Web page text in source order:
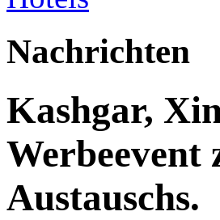
Nachrichten
Kashgar,
Werbeevent
Austauschs.